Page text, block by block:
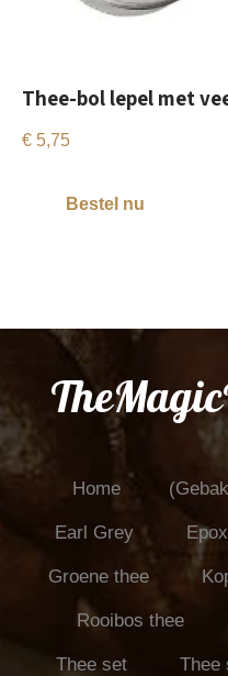
Thee-bol lepel met
€ 5,75
Bestel nu
Home
Earl Grey
Groene thee
Rooibos thee
Thee set Thee